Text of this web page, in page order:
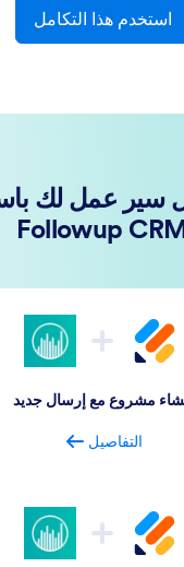
استخدم هذا التكامل
سير عمل لك
Followup
مشروع مع إرسال جديد
التفاصيل